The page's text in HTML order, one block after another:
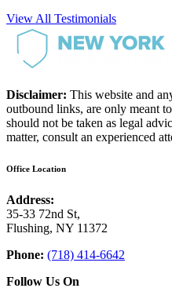
View All Testimonials
Disclaimer: This website and
outbound links, are only meant
should not be taken as legal
matter, consult an experienced
Office Location
Address:
35-33 72nd St,
Flushing, NY 11372
Phone: (718) 414-6642
Follow Us On